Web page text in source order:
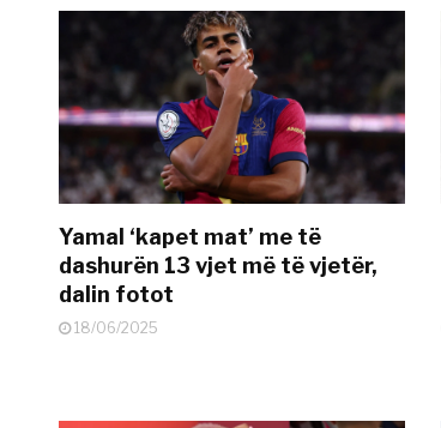
Yamal ‘kapet mat’ me të
dashurën 13 vjet më të vjetër,
dalin fotot
18/06/2025